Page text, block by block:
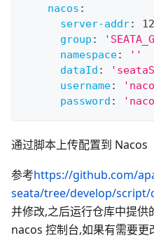
nacos :
server-addr:
group :
namespace:
''
dataId :
username:
password :
通过脚本上传配置到 Nacos
参考https://github.com/
seata/tree/develop/
并修改,之后运行仓库中提
nacos 控制台,如果有需要更